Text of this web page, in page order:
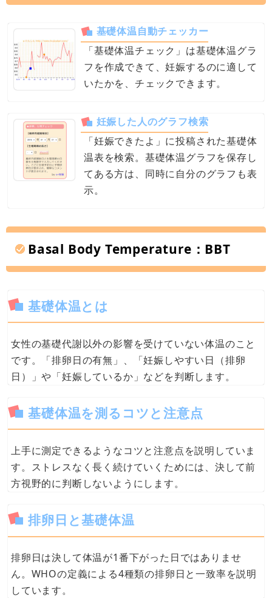
基礎体温自動チェッカー
「基礎体温チェック」は基礎体温グラ
フを作成できて、妊娠するのに適して
いたかを、チェックできます。
妊娠した人のグラフ検索
「妊娠できたよ」に投稿された基礎体
温表を検索。基礎体温グラフを保存し
てある方は、同時に自分のグラフも表
示。
Basal Body Temperature：BBT
基礎体温とは
女性の基礎代謝以外の影響を受けていない体温のこと
です。「排卵日の有無」、「妊娠しやすい日（排卵
日）」や「妊娠しているか」などを判断します。
基礎体温を測るコツと注意点
上手に測定できるようなコツと注意点を説明していま
す。ストレスなく長く続けていくためには、決して前
方視野的に判断しないようにします。
排卵日と基礎体温
排卵日は決して体温が1番下がった日ではありませ
ん。WHOの定義による4種類の排卵日と一致率を説明
しています。